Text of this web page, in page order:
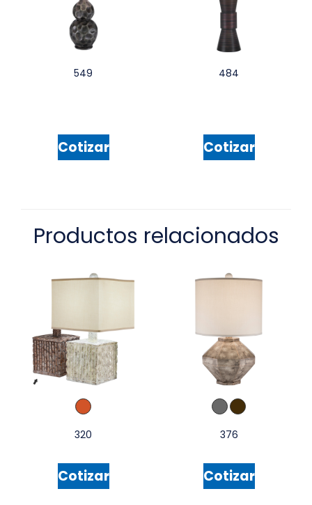
549
Cotizar
484
Cotizar
Productos relacionados
320
Cotizar
376
Cotizar